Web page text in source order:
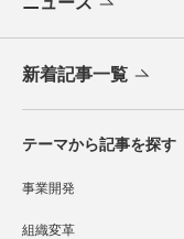
新着記事一覧
テーマから記事を探す
事業開発
組織変革